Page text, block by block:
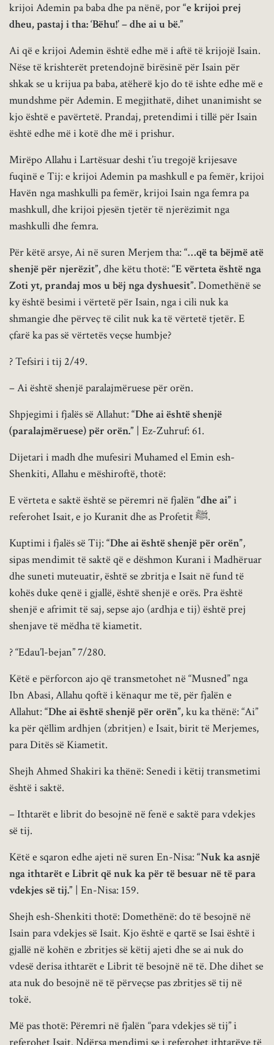
krijoi Ademin pa baba dhe pa nënë, por“e krijoi prej
dheu, pastaj i tha: ‘Bëhu!’ – dhe ai u bë.”
Ai që e krijoi Ademin është edhe më i aftë të krijojë Isain.
Nëse të krishterët pretendojnë birësinë për Isain për
shkak se u krijua pa baba, atëherë kjo do të ishte edhe më e
mundshme për Ademin. E megjithatë, dihet unanimisht se
kjo është e pavërtetë. Prandaj, pretendimi i tillë për Isain
është edhe më i kotë dhe më i prishur.
Mirëpo Allahu i Lartësuar deshi t’iu tregojë krijesave
fuqinë e Tij: e krijoi Ademin pa mashkull e pa femër, krijoi
Havën nga mashkulli pa femër, krijoi Isain nga femra pa
mashkull, dhe krijoi pjesën tjetër të njerëzimit nga
mashkulli dhe femra.
Për këtë arsye, Ai në suren Merjem tha: “…që ta bëjmë atë
shenjë për njerëzit”,dhe këtu thotë: “E vërteta është nga
Zoti yt, prandaj mos u bëj nga dyshuesit”.Domethënë se
ky është besimi i vërtetë për Isain, nga i cili nuk ka
shmangie dhe përveç të cilit nuk ka të vërtetë tjetër. E
çfarë ka pas së vërtetës veçse humbje?
? Tefsiri i tij 2/49.
– Ai është shenjë paralajmëruese për orën.
Shpjegimi i fjalës së Allahut: “Dhe ai është shenjë
(paralajmëruese) për orën.” | Ez-Zuhruf: 61.
Dijetari i madh dhe mufesiri Muhamed el Emin esh-
Shenkiti, Allahu e mëshiroftë, thotë:
E vërteta e saktë është se përemri në fjalën “dhe ai” i
referohet Isait, e jo Kuranit dhe as Profetit ﷺ.
Kuptimi i fjalës së Tij: “Dhe ai është shenjë për orën”,
sipas mendimit të saktë që e dëshmon Kurani i Madhëruar
dhe suneti muteuatir, është se zbritja e Isait në fund të
kohës duke qenë i gjallë, është shenjë e orës. Pra është
shenjë e afrimit të saj, sepse ajo (ardhja e tij) është prej
shenjave të mëdha të kiametit.
? “Edau’l-bejan” 7/280.
Këtë e përforcon ajo që transmetohet në “Musned” nga
Ibn Abasi, Allahu qoftë i kënaqur me të, për fjalën e
Allahut: “Dhe ai është shenjë për orën”,ku ka thënë: “Ai”
ka për qëllim ardhjen (zbritjen) e Isait, birit të Merjemes,
para Ditës së Kiametit.
Shejh Ahmed Shakiri ka thënë: Senedi i këtij transmetimi
është i saktë.
– Ithtarët e librit do besojnë në fenë e saktë para vdekjes
së tij.
Këtë e sqaron edhe ajeti në suren En-Nisa: “Nuk ka asnjë
nga ithtarët e Librit që nuk ka për të besuar në të para
vdekjes së tij.” | En-Nisa: 159.
Shejh esh-Shenkiti thotë: Domethënë: do të besojnë në
Isain para vdekjes së Isait. Kjo është e qartë se Isai është i
gjallë në kohën e zbritjes së këtij ajeti dhe se ai nuk do
vdesë derisa ithtarët e Librit të besojnë në të. Dhe dihet se
ata nuk do besojnë në të përveçse pas zbritjes së tij në
tokë.
Më pas thotë: Përemri në fjalën “para vdekjes së tij” i